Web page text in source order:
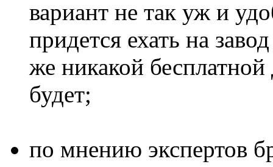
вариант не так уж и
придется ехать на
же никакой бесплатной
будет;
по мнению экспертов